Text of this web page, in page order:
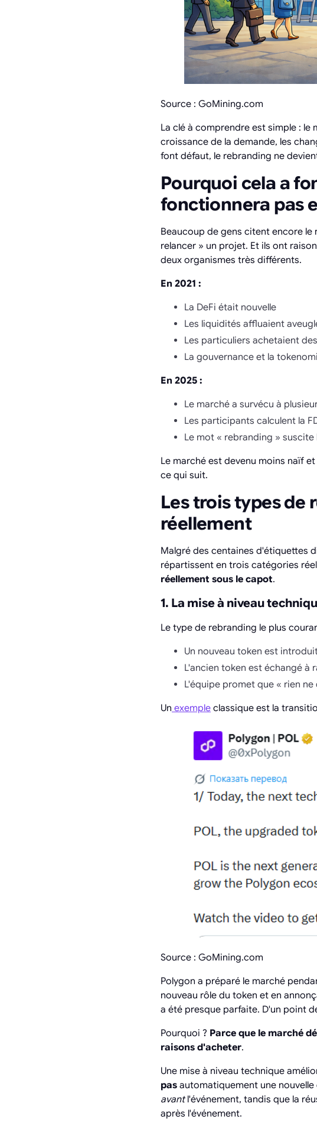
Source : GoMining.com
La clé à comprendre est simple : le
croissance de la demande, les
font défaut, le rebranding ne
Pourquoi cela a
fonctionnera pas
Beaucoup de gens citent encore
relancer » un projet. Et ils ont
deux organismes très différents.
En 2021 :
La DeFi était nouvelle
Les liquidités affluaient
Les particuliers achetaient
La gouvernance et la
En 2025 :
Le marché a survécu à
Les participants calculent la
Le mot « rebranding »
Le marché est devenu moins naïf
ce qui suit.
Les trois types de
réellement
Malgré des centaines d'étiquettes
répartissent en trois catégories
réellement sous le capot.
1. La mise à niveau
Le type de rebranding le plus
Un nouveau token est
L'ancien token est échangé à
L'équipe promet que « rien
Un exemple classique est la
Source : GoMining.com
Polygon a préparé le marché
nouveau rôle du token et en
a été presque parfaite. D'un point
Pourquoi ? Parce que le marché
raisons d'acheter.
Une mise à niveau technique
pas automatiquement une
avantl'événement, tandis que la
après l'événement.